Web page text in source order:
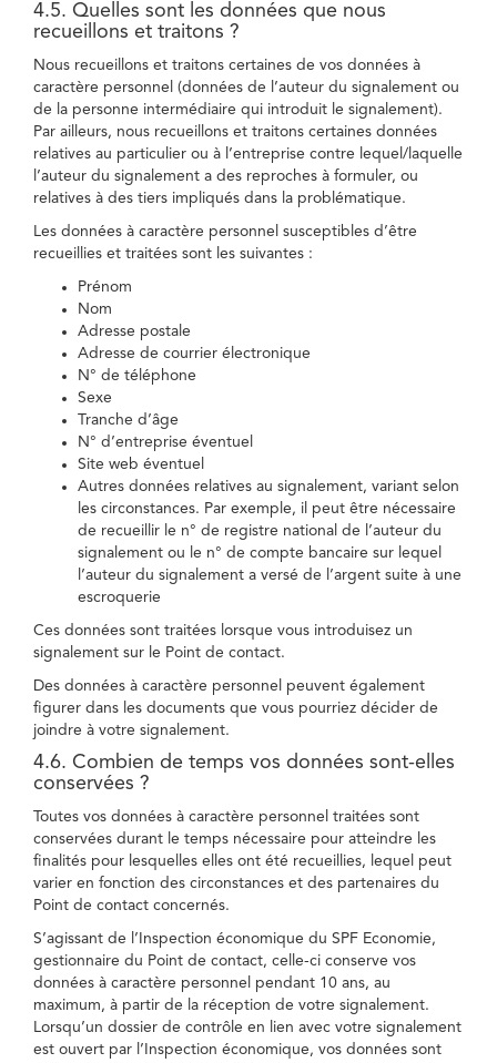
4.5. Quelles sont les données que nous
recueillons et traitons ?
Nous recueillons et traitons certaines de vos données à
caractère personnel (données de l’auteur du signalement ou
de la personne intermédiaire qui introduit le signalement).
Par ailleurs, nous recueillons et traitons certaines données
relatives au particulier ou à l’entreprise contre lequel/laquelle
l’auteur du signalement a des reproches à formuler, ou
relatives à des tiers impliqués dans la problématique.
Les données à caractère personnel susceptibles d’être
recueillies et traitées sont les suivantes :
Prénom
Nom
Adresse postale
Adresse de courrier électronique
N° de téléphone
Sexe
Tranche d’âge
N° d’entreprise éventuel
Site web éventuel
Autres données relatives au signalement, variant selon
les circonstances. Par exemple, il peut être nécessaire
de recueillir le n° de registre national de l’auteur du
signalement ou le n° de compte bancaire sur lequel
l’auteur du signalement a versé de l’argent suite à une
escroquerie
Ces données sont traitées lorsque vous introduisez un
signalement sur le Point de contact.
Des données à caractère personnel peuvent également
figurer dans les documents que vous pourriez décider de
joindre à votre signalement.
4.6. Combien de temps vos données sont-elles
conservées ?
Toutes vos données à caractère personnel traitées sont
conservées durant le temps nécessaire pour atteindre les
finalités pour lesquelles elles ont été recueillies, lequel peut
varier en fonction des circonstances et des partenaires du
Point de contact concernés.
S’agissant de l’Inspection économique du SPF Economie,
gestionnaire du Point de contact, celle-ci conserve vos
données à caractère personnel pendant 10 ans, au
maximum, à partir de la réception de votre signalement.
Lorsqu’un dossier de contrôle en lien avec votre signalement
est ouvert par l’Inspection économique, vos données sont